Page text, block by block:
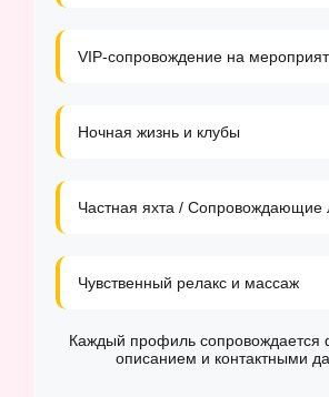
VIP-сопровождение на
Ночная жизнь и клубы
Частная яхта / Сопровождающие
Чувственный релакс и массаж
Каждый профиль сопровождается
описанием и контактными